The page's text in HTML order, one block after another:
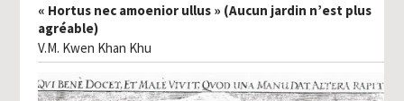
« Hortus nec amoenior ullus » (Aucun jardin n’est plus
agréable)
V.M. Kwen Khan Khu